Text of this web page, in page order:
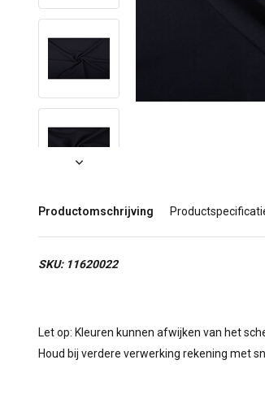
Productomschrijving
SKU: 11620022
Let op: Kleuren kunnen afwijken van het
Houd bij verdere verwerking rekening met